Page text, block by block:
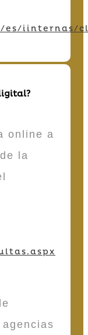
es/iinternas/
online a
la